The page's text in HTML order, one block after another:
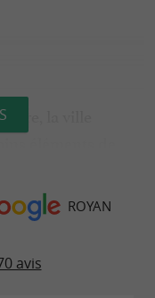
la ville
moderne
un
ROYAN
avis